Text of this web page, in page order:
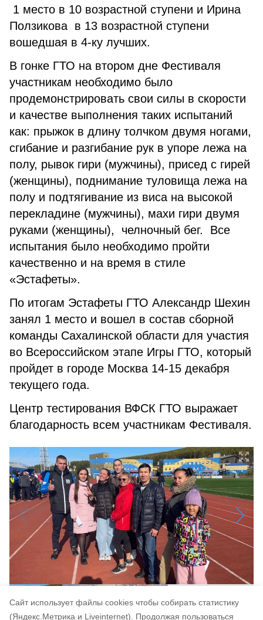
Cайт использует файлы cookies чтобы собирать статистику
(Яндекс.Метрика и Liveinternet).
Продолжая пользоваться
1 место в 10 возрастной ступени и Ирина
Ползикова в 13 возрастной ступени
вошедшая в 4-ку лучших.
В гонке ГТО на втором дне Фестиваля
участникам необходимо было
продемонстрировать свои силы в скорости
и качестве выполнения таких испытаний
как: прыжок в длину толчком двумя ногами,
сгибание и разгибание рук в упоре лежа на
полу, рывок гири (мужчины), присед с гирей
(женщины), поднимание туловища лежа на
полу и подтягивание из виса на высокой
перекладине (мужчины), махи гири двумя
руками (женщины), челночный бег. Все
испытания было необходимо пройти
качественно и на время в стиле
«Эстафеты».
По итогам Эстафеты ГТО Александр Шехин
занял 1 место и вошел в состав сборной
команды Сахалинской области для участия
во Всероссийском этапе Игры ГТО, который
пройдет в городе Москва 14-15 декабря
текущего года.
Центр тестирования ВФСК ГТО выражает
благодарность всем участникам Фестиваля.